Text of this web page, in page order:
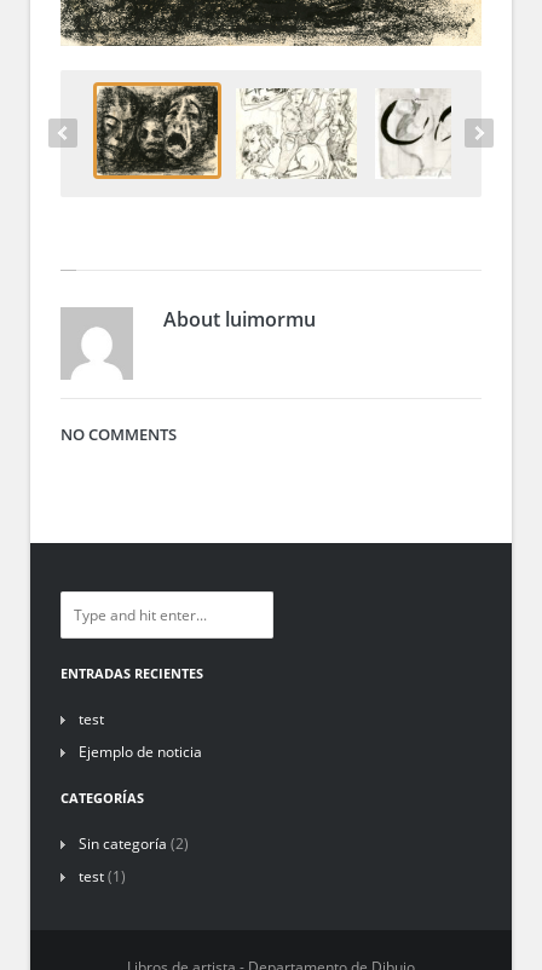
About luimormu
NO COMMENTS
ENTRADAS RECIENTES
test
Ejemplo de noticia
CATEGORÍAS
Sin categoría (2)
test(1)